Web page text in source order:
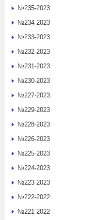
№235-2023
№234-2023
№233-2023
№232-2023
№231-2023
№230-2023
№227-2023
№229-2023
№228-2023
№226-2023
№225-2023
№224-2023
№223-2023
№222-2022
№221-2022